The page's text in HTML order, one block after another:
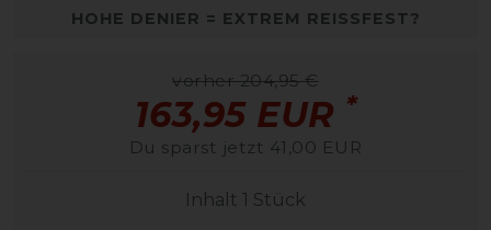
HOHE DENIER = EXTREM REISSFEST?
vorher 204,95 €
163,95 EUR *
Du sparst jetzt 41,00 EUR
Inhalt 1 Stück